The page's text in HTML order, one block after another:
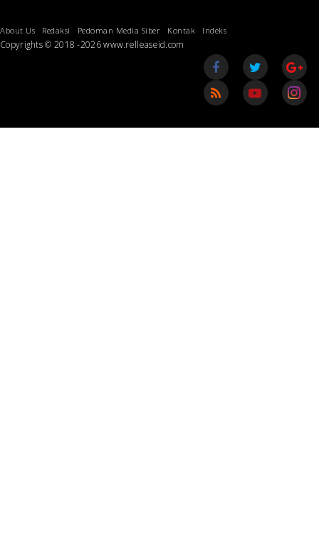
About Us Redaksi Pedoman Media Siber Kontak Indeks
Copyrights © 2018 -2026 www.relleaseid.com